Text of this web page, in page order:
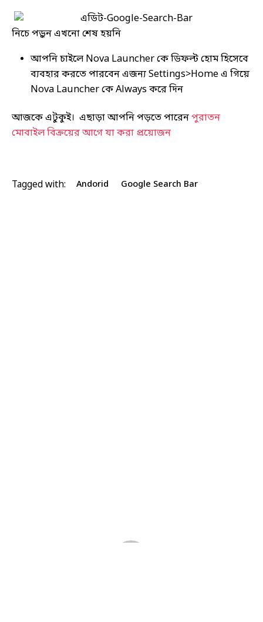
নিচে পড়ুন এখনো শেষ হয়নি
আপনি চাইলে Nova Launcher কে ডিফল্ট হোম হিসেবে
ব্যবহার করতে পারবেন এজন্য Settings>Home এ গিয়ে
Nova Launcher কে Always করে দিন
আজকে এটুকুই। এছাড়া আপনি পড়তে পারেনপুরাতন
মোবাইল বিক্রয়ের আগে যা করা প্রয়োজন
Tagged with: Andorid Google Search Bar